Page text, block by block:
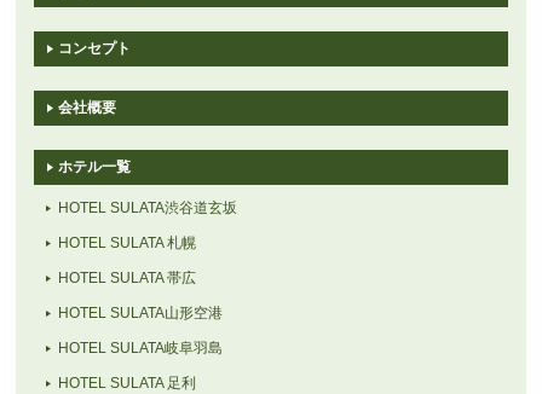
コンセプト
会社概要
ホテル一覧
HOTEL SULATA渋谷道玄坂
HOTEL SULATA 札幌
HOTEL SULATA 帯広
HOTEL SULATA山形空港
HOTEL SULATA岐阜羽島
HOTEL SULATA 足利